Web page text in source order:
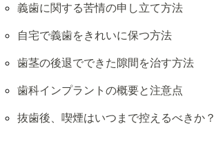
義歯に関する苦情の申し立て方法
自宅で義歯をきれいに保つ方法
歯茎の後退でできた隙間を治す方法
歯科インプラントの概要と注意点
抜歯後、喫煙はいつまで控えるべきか？